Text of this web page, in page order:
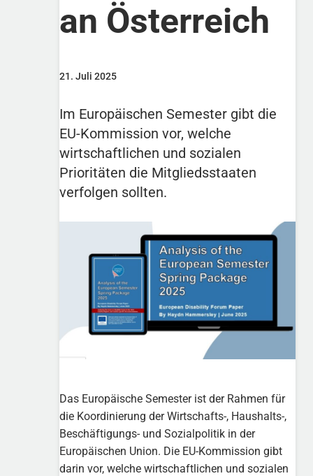
an Österreich
21. Juli 2025
Im Europäischen Semester gibt die
EU-Kommission vor, welche
wirtschaftlichen und sozialen
Prioritäten die Mitgliedsstaaten
verfolgen sollten.
Das Europäische Semester ist der Rahmen für
die Koordinierung der Wirtschafts-, Haushalts-,
Beschäftigungs- und Sozialpolitik in der
Europäischen Union. Die EU-Kommission gibt
darin vor, welche wirtschaftlichen und sozialen